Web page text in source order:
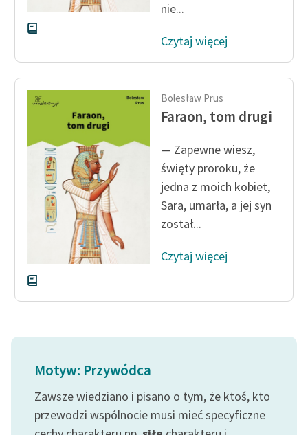
Polityka prywatności
sprawozdania finansowe
Regulamin darowizn
Informacja o treściach
wrażliwych
Deklaracja dostępności
nie...
Czytaj więcej
Bolesław Prus
Faraon, tom drugi
— Zapewne wiesz,
święty proroku, że
jedna z moich kobiet,
Sara, umarła, a jej syn
został...
Czytaj więcej
Motyw: Przywódca
Zawsze wiedziano i pisano o tym, że ktoś, kto
przewodzi wspólnocie musi mieć specyficzne